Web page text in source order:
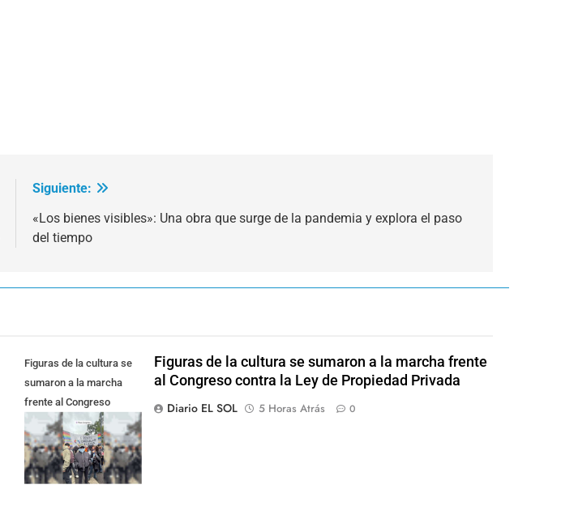
Siguiente:
«Los bienes visibles»: Una obra que surge de la pandemia y explora el paso
del tiempo
Figuras de la cultura se
sumaron a la marcha
frente al Congreso
contra la Ley de
Propiedad Privada
Figuras de la cultura se sumaron a la marcha frente
al Congreso contra la Ley de Propiedad Privada
Diario EL SOL
5 Horas Atrás 0